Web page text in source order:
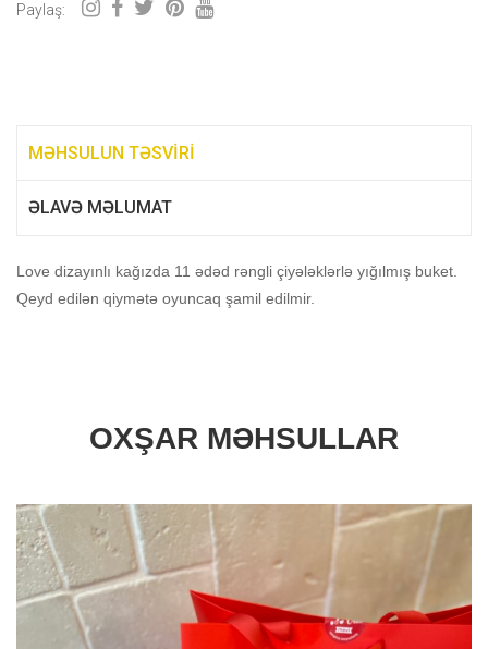
Paylaş:
MƏHSULUN TƏSVIRI
ƏLAVƏ MƏLUMAT
Love dizayınlı kağızda 11 ədəd rəngli çiyələklərlə yığılmış buket.
Qeyd edilən qiymətə oyuncaq şamil edilmir.
OXŞAR MƏHSULLAR